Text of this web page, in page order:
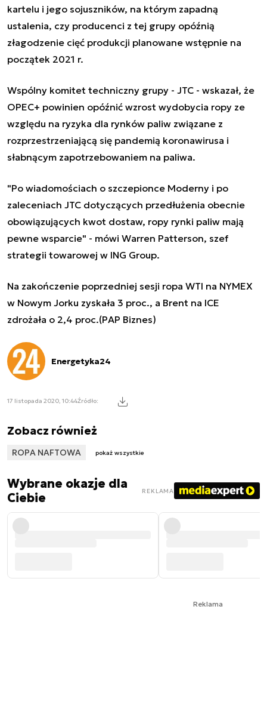
kartelu i jego sojuszników, na którym zapadną
ustalenia, czy producenci z tej grupy opóźnią
złagodzenie cięć produkcji planowane wstępnie na
początek 2021 r.
Wspólny komitet techniczny grupy - JTC - wskazał, że
OPEC+ powinien opóźnić wzrost wydobycia ropy ze
względu na ryzyka dla rynków paliw związane z
rozprzestrzeniającą się pandemią koronawirusa i
słabnącym zapotrzebowaniem na paliwa.
"Po wiadomościach o szczepionce Moderny i po
zaleceniach JTC dotyczących przedłużenia obecnie
obowiązujących kwot dostaw, ropy rynki paliw mają
pewne wsparcie" - mówi Warren Patterson, szef
strategii towarowej w ING Group.
Na zakończenie poprzedniej sesji ropa WTI na NYMEX
w Nowym Jorku zyskała 3 proc., a Brent na ICE
zdrożała o 2,4 proc.(PAP Biznes)
Energetyka24
17 listopada 2020, 10:44Źródło:
Zobacz również
ROPA NAFTOWA pokaż wszystkie
Wybrane okazje dla
Ciebie
REKLAMA
Reklama